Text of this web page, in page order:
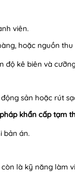
viên.
hoặc nguồn
độ kê biên và
sản hoặc rút
khẩn cấp tạm
bản án.
là kỹ năng làm